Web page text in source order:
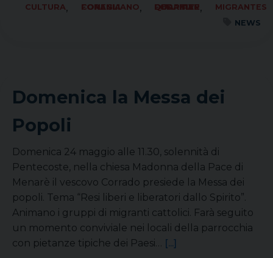
CULTURA, FORANIA CONEGLIANO, FORANIA QUARTIER DEL PIAVE,
MIGRANTES
NEWS
Domenica la Messa dei
Popoli
Domenica 24 maggio alle 11.30, solennità di
Pentecoste, nella chiesa Madonna della Pace di
Menarè il vescovo Corrado presiede la Messa dei
popoli. Tema “Resi liberi e liberatori dallo Spirito”.
Animano i gruppi di migranti cattolici. Farà seguito
un momento conviviale nei locali della parrocchia
con pietanze tipiche dei Paesi… [...]